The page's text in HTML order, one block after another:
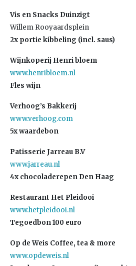
Vis en Snacks Duinzigt
Willem Rooyaardsplein
2x portie kibbeling (incl. saus)
Wijnkoperij Henri bloem
www.henribloem.nl
Fles wijn
Verhoog’s Bakkerij
www.verhoog.com
5x waardebon
Patisserie Jarreau B.V
www.jarreau.nl
4x chocoladerepen Den Haag
Restaurant Het Pleidooi
www.hetpleidooi.nl
Tegoedbon 100 euro
Op de Weis Coffee, tea & more
www.opdeweis.nl